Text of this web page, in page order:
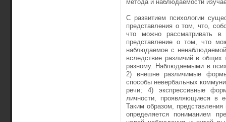
метода и наблюдае­мости
С развитием психологии
представления о том, что,
что можно рассматривать в
представление о том, что
наблюдаемое с
вслед­ствие различий в общих
разному. Наблюдаемыми в
2) внешне различимые
способы невербальных
речи; 4) экс­прессивные
личности, проявляющиеся в
Таким образом,
определяется пониманием